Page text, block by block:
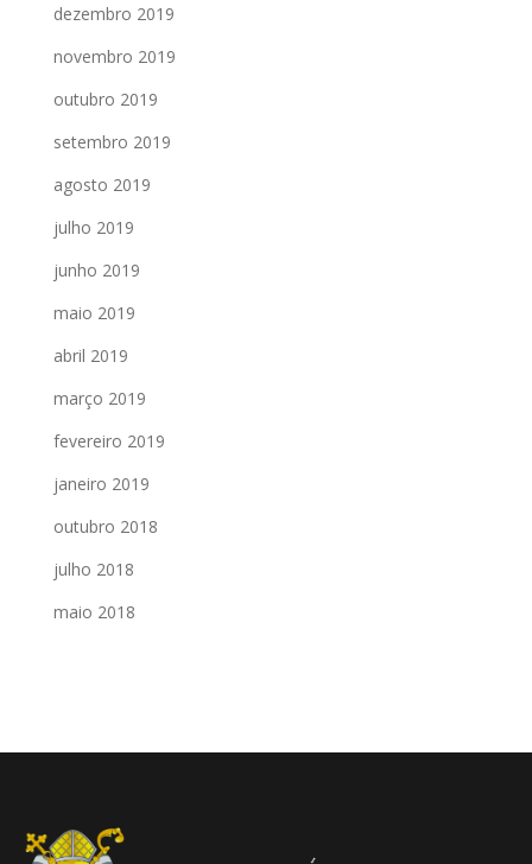
dezembro 2019
novembro 2019
outubro 2019
setembro 2019
agosto 2019
julho 2019
junho 2019
maio 2019
abril 2019
março 2019
fevereiro 2019
janeiro 2019
outubro 2018
julho 2018
maio 2018